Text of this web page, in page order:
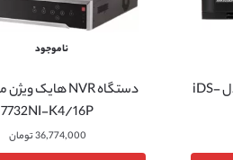
دستگاه DVR هایک ویژن مدل iDS-
ناموجود
7732NI-K4/16P
36,774,000تومان